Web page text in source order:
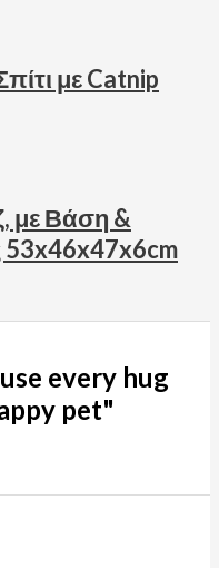
με Catnip
με Βάση &
53x46x47x6cm
every hug
pet"